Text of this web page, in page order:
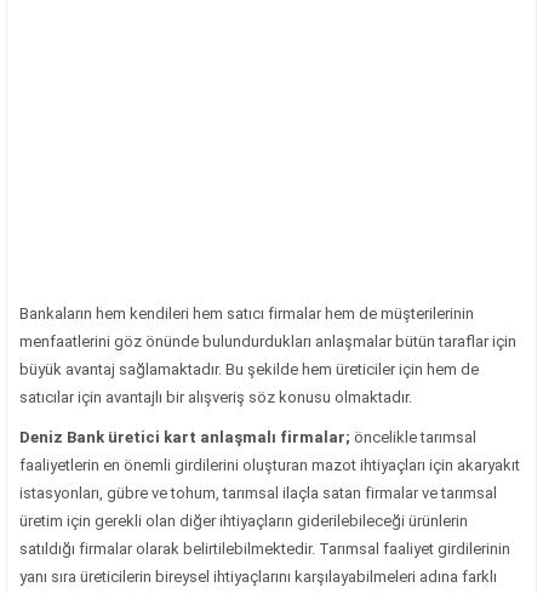
Bankaların hem kendileri hem satıcı firmalar hem de müşterilerinin
menfaatlerini göz önünde bulundurdukları anlaşmalar bütün taraflar için
büyük avantaj sağlamaktadır. Bu şekilde hem üreticiler için hem de
satıcılar için avantajlı bir alışveriş söz konusu olmaktadır.
Deniz Bank üretici kart anlaşmalı firmalar; öncelikle tarımsal
faaliyetlerin en önemli girdilerini oluşturan mazot ihtiyaçları için akaryakıt
istasyonları, gübre ve tohum, tarımsal ilaçla satan firmalar ve tarımsal
üretim için gerekli olan diğer ihtiyaçların giderilebileceği ürünlerin
satıldığı firmalar olarak belirtilebilmektedir. Tarımsal faaliyet girdilerinin
yanı sıra üreticilerin bireysel ihtiyaçlarını karşılayabilmeleri adına farklı